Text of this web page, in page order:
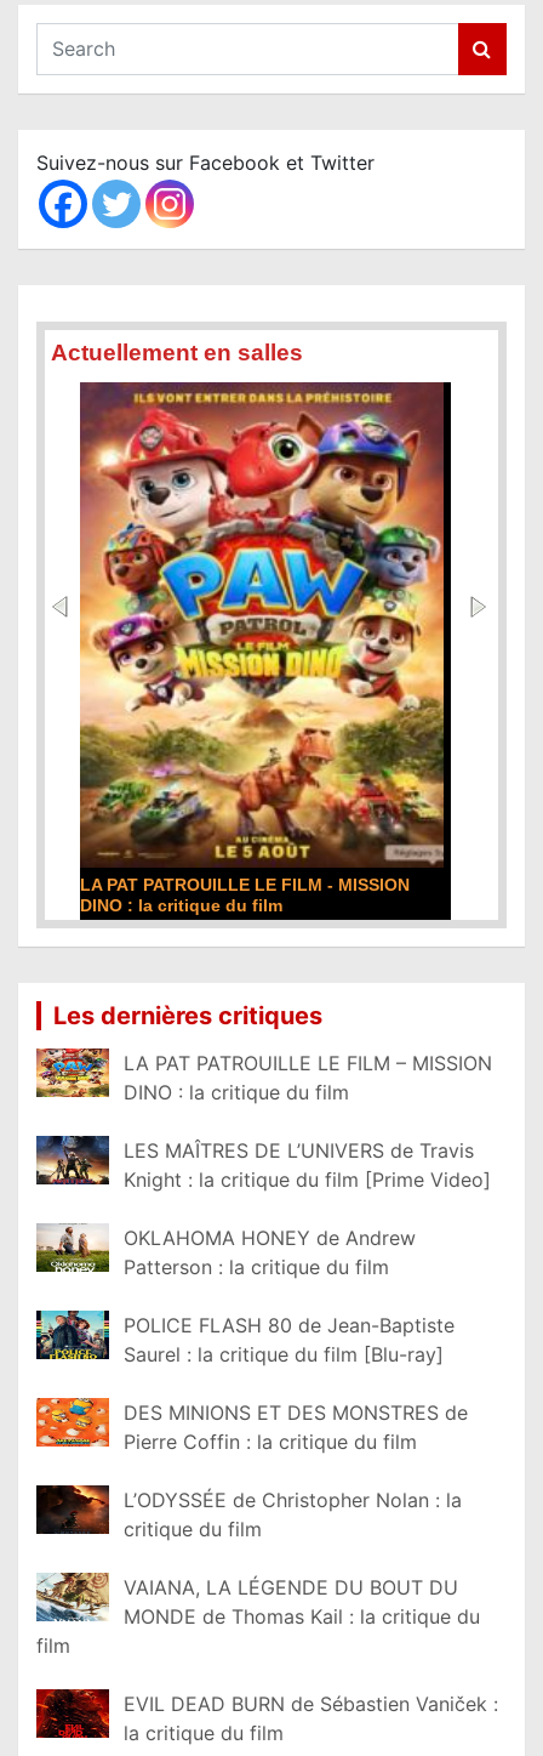
a
c
h
Suivez-nous sur Facebook et Twitter
Actuellement en salles
LA PAT PATROUILLE LE FILM - MISSION
DINO : la critique du film
Les dernières critiques
LA PAT PATROUILLE LE FILM – MISSION
DINO : la critique du film
LES MAÎTRES DE L’UNIVERS de Travis
Knight : la critique du film [Prime Video]
OKLAHOMA HONEY de Andrew
Patterson : la critique du film
POLICE FLASH 80 de Jean-Baptiste
Saurel : la critique du film [Blu-ray]
DES MINIONS ET DES MONSTRES de
Pierre Coffin : la critique du film
L’ODYSSÉE de Christopher Nolan : la
critique du film
VAIANA, LA LÉGENDE DU BOUT DU
MONDE de Thomas Kail : la critique du
film
EVIL DEAD BURN de Sébastien Vaniček :
la critique du film